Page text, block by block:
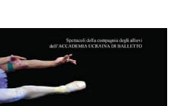
di I livello in
musical” della STM – Scuola